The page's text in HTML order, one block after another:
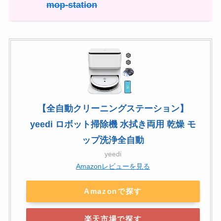
mop-station
【全自動クリーニングステーション】
yeedi ロボット掃除機 水拭き両用 乾燥 モ
ップ洗浄全自動
yeedi
Amazonレビューを見る
Amazonで探す
楽天市場で探す